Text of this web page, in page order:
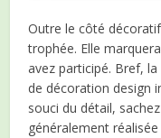
Outre le côté
trophée. Elle
avez participé. Bref,
de décoration design
souci du détail,
généralement